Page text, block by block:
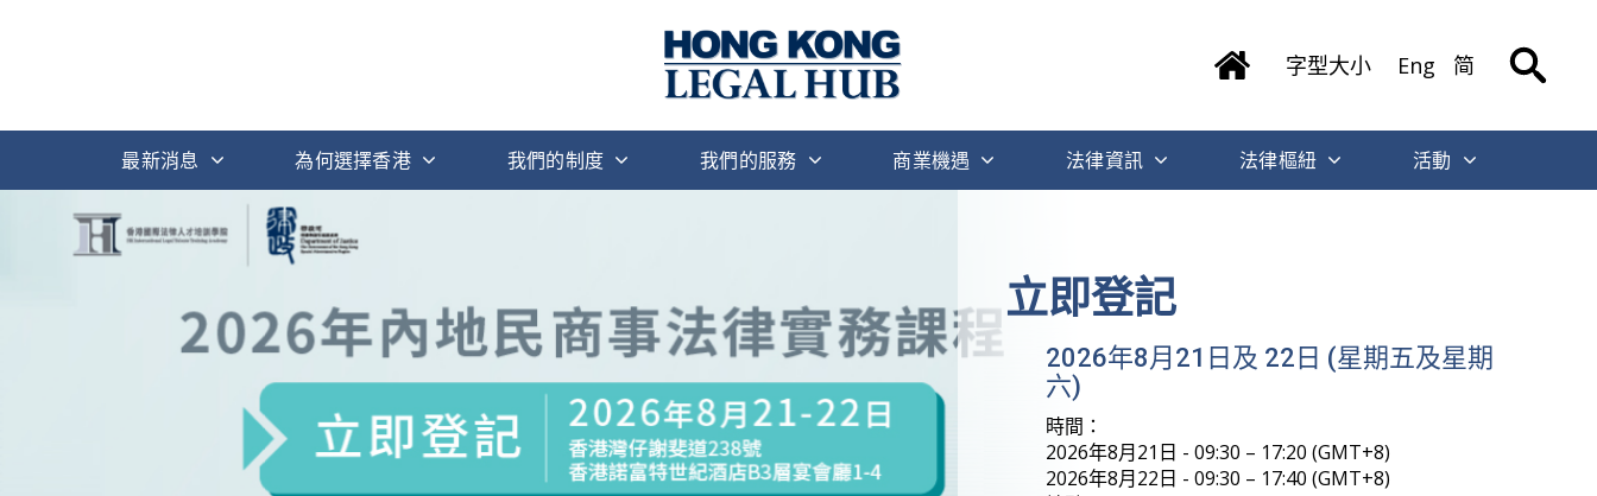
字型大小 Eng 简
最新消息 為何選擇香港 我們的制度 我們的服務 商業機遇 法律資訊 法律樞紐 活動
立即登記
2026年8月21日及 22日 (星期五及星期
六)
時間：
2026年8月21日 - 09:30 – 17:20 (GMT+8)
2026年8月22日 - 09:30 – 17:40 (GMT+8)